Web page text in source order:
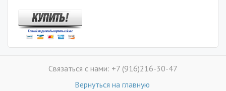
Связаться с нами: +7 (916)216-30-47
Вернуться на главную